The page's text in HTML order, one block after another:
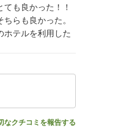
も良かった！！
らも良かった。
テルを利用した
なクチコミを報告する